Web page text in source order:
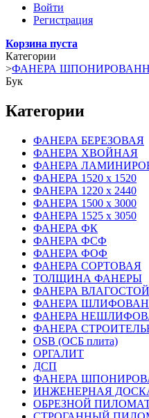
Войти
Регистрация
Корзина пуста
Категории
>ФАНЕРА
Бук
Категории
ФАНЕРА БЕРЕЗОВАЯ
ФАНЕРА ХВОЙНАЯ
ФАНЕРА
ФАНЕРА 1520 х 1520
ФАНЕРА 1220 х 2440
ФАНЕРА 1500 х 3000
ФАНЕРА 1525 х 3050
ФАНЕРА ФК
ФАНЕРА ФСФ
ФАНЕРА ФОФ
ФАНЕРА СОРТОВАЯ
ТОЛЩИНА ФАНЕРЫ
ФАНЕРА
ФАНЕРА
ФАНЕРА
ФАНЕРА
OSB (ОСБ плита)
ОРГАЛИТ
ДСП
ФАНЕРА
ИНЖЕНЕРНАЯ
ОБРЕЗНОЙ